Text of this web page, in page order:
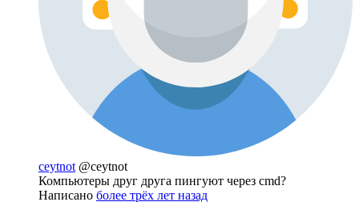
ceytnot @ceytnot
Компьютеры друг друга пингуют через cmd?
Написано более трёх лет назад